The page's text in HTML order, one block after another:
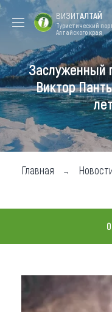
Форум VISIT
ALTAI
Туры
Где побывать
Чем заняться
Карта
Что привезти
ВИЗИТАЛТАЙ
Туристический
Алтайского края
Заслуженный
Виктор
Главная